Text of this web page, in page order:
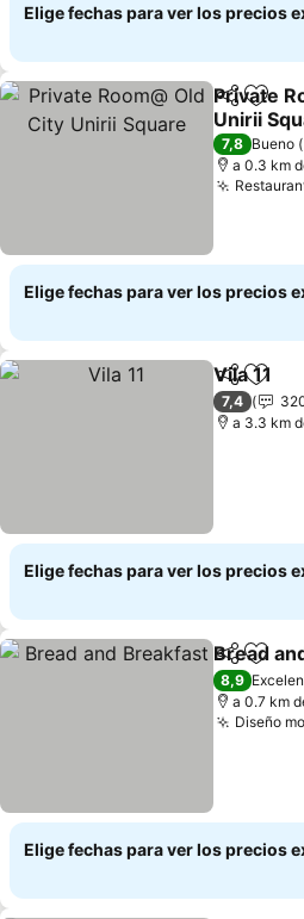
Elige fechas para ver los precios
Compartir
Private
Unirii
Ver
7,8 Bueno
a 0.3 km
Elige fechas para ver los precios
Compartir
Vila 11
7,4
a 3.3 km
Elige fechas para ver los precios
Compartir
Bread
8,9
a 0.7 km
Diseño
Elige fechas para ver los precios